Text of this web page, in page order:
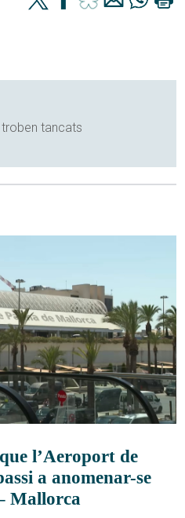
tancats
l’Aeroport de
a anomenar-se
Mallorca